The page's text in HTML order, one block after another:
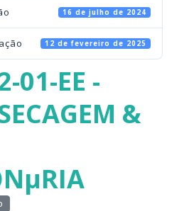
16 de julho de 2024
12 de fevereiro de 2025
01-EE -
&